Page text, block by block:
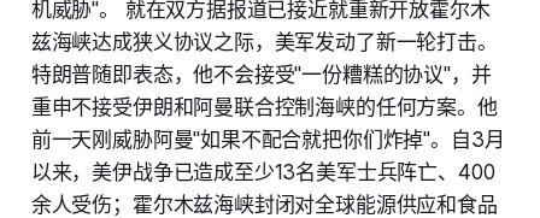
机威胁"。 就在双方据报道已接近就重新开放霍尔木
兹海峡达成狭义协议之际，美军发动了新一轮打击。
特朗普随即表态，他不会接受"一份糟糕的协议"，并
重申不接受伊朗和阿曼联合控制海峡的任何方案。他
前一天刚威胁阿曼"如果不配合就把你们炸掉"。自3月
以来，美伊战争已造成至少13名美军士兵阵亡、400
余人受伤；霍尔木兹海峡封闭对全球能源供应和食品